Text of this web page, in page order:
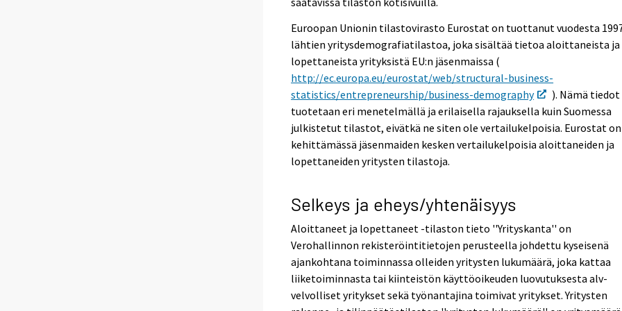
Euroopan Unionin tilastovirasto Eurostat on tuottanut vuodesta
lähtien yritysdemografiatilastoa, joka sisältää tietoa aloittaneista ja
lopettaneista yrityksistä EU:n jäsenmaissa (
http://ec.europa.eu/eurostat/web/structural-business-
statistics/entrepreneurship/business-demography
). Nämä tiedot
tuotetaan eri menetelmällä ja erilaisella rajauksella kuin Suomessa
julkistetut tilastot, eivätkä ne siten ole vertailukelpoisia. Eurostat on
kehittämässä jäsenmaiden kesken vertailukelpoisia aloittaneiden ja
lopettaneiden yritysten tilastoja.
Selkeys ja eheys/yhtenäisyys
Aloittaneet ja lopettaneet -tilaston tieto ''Yrityskanta'' on
Verohallinnon rekisteröintitietojen perusteella johdettu kyseisenä
ajankohtana toiminnassa olleiden yritysten lukumäärä, joka kattaa
liiketoiminnasta tai kiinteistön käyttöoikeuden luovutuksesta alv-
velvolliset yritykset sekä työnantajina toimivat yritykset. Yritysten